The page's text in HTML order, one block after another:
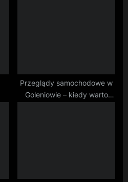
Przeglądy samochodowe w
Goleniowie – kiedy warto